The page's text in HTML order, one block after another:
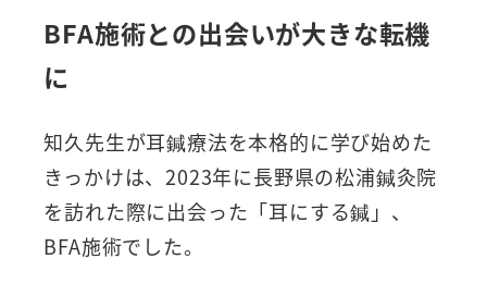
BFA施術との出会いが大きな転機
に
知久先生が耳鍼療法を本格的に学び始めた
きっかけは、2023年に長野県の松浦鍼灸院
を訪れた際に出会った「耳にする鍼」、
BFA施術でした。